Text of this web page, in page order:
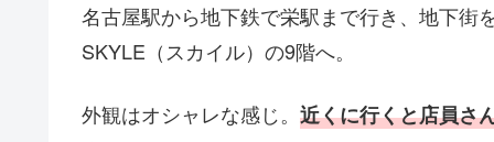
名古屋駅から地下鉄で栄駅まで行き、地下街
SKYLE（スカイル）の9階へ。
外観はオシャレな感じ。 近くに行くと店員さ